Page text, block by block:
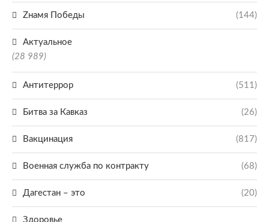
Zнамя Победы (144)
Актуальное
(28 989)
Антитеррор (511)
Битва за Кавказ (26)
Вакцинация (817)
Военная служба по контракту (68)
Дагестан – это (20)
Здоровье